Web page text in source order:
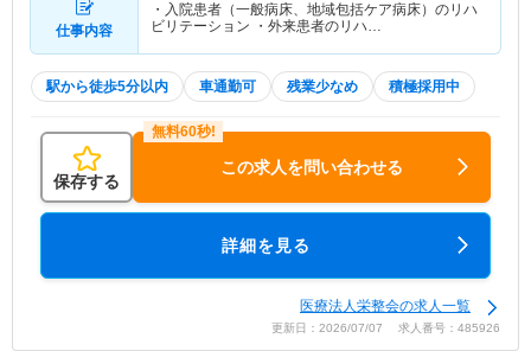
仕事内容
・入院患者（一般病床、地域包括ケア病床）のリハ
ビリテーション ・外来患者のリハ…
駅から徒歩5分以内 車通勤可 残業少なめ 積極採用中
保存する
この求人を問い合わせる
詳細を見る
医療法人栄整会の求人一覧
更新日：2026/07/07 求人番号：485926